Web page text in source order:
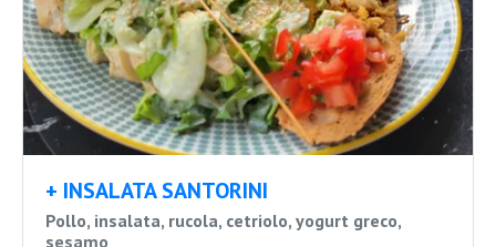
+ INSALATA SANTORINI
Pollo, insalata, rucola, cetriolo, yogurt greco,
sesamo